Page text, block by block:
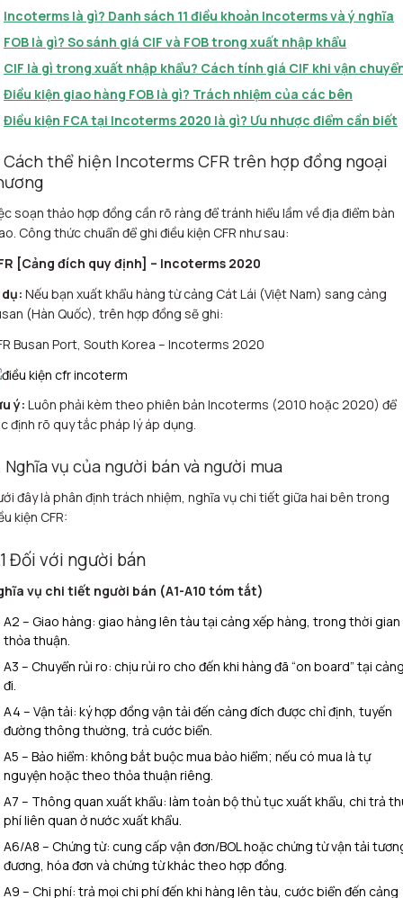
Incoterms là gì? Danh sách 11 điều khoản Incoterms và ý nghĩa
FOB là gì? So sánh giá CIF và FOB trong xuất nhập khẩu
CIF là gì trong xuất nhập khẩu? Cách tính giá CIF khi vận
Điều kiện giao hàng FOB là gì? Trách nhiệm của các bên
Điều kiện FCA tại Incoterms 2020 là gì? Ưu nhược điểm cần biết
Cách thể hiện Incoterms CFR trên hợp đồng ngoại
soạn thảo hợp đồng cần rõ ràng để tránh hiểu lầm về địa điểm bàn
Công thức chuẩn để ghi điều kiện CFR như sau:
[Cảng đích quy định] – Incoterms 2020
dụ: Nếu bạn xuất khẩu hàng từ cảng Cát Lái (Việt Nam) sang cảng
(Hàn Quốc), trên hợp đồng sẽ ghi:
Busan Port, South Korea – Incoterms 2020
ý: Luôn phải kèm theo phiên bản Incoterms (2010 hoặc 2020) để
định rõ quy tắc pháp lý áp dụng.
Nghĩa vụ của người bán và người mua
đây là phân định trách nhiệm, nghĩa vụ chi tiết giữa hai bên trong
kiện CFR:
Đối với người bán
vụ chi tiết người bán (A1-A10 tóm tắt)
A2 – Giao hàng: giao hàng lên tàu tại cảng xếp hàng, trong thời gian
thỏa thuận.
A3 – Chuyển rủi ro: chịu rủi ro cho đến khi hàng đã “on board” tại
đi.
A4 – Vận tải: ký hợp đồng vận tải đến cảng đích được chỉ định, tuyến
đường thông thường, trả cước biển.
A5 – Bảo hiểm: không bắt buộc mua bảo hiểm; nếu có mua là tự
nguyện hoặc theo thỏa thuận riêng.
A7 – Thông quan xuất khẩu: làm toàn bộ thủ tục xuất khẩu, chi trả
phí liên quan ở nước xuất khẩu.
A6/A8 – Chứng từ: cung cấp vận đơn/BOL hoặc chứng từ vận tải
đương, hóa đơn và chứng từ khác theo hợp đồng.
A9 – Chi phí: trả mọi chi phí đến khi hàng lên tàu, cước biển đến cảng